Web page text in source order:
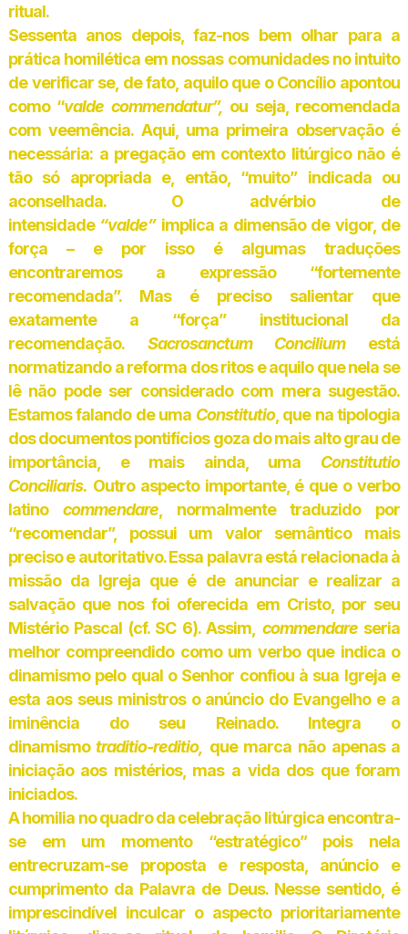
ritual.
Sessenta anos depois, faz-nos bem olhar para a
prática homilética em nossas comunidades no intuito
de verificar se, de fato, aquilo que o Concílio apontou
como “valde commendatur”, ou seja, recomendada
com veemência. Aqui, uma primeira observação é
necessária: a pregação em contexto litúrgico não é
tão só apropriada e, então, “muito” indicada ou
aconselhada. O advérbio de
intensidade “valde”implica a dimensão de vigor, de
força – e por isso é algumas traduções
encontraremos a expressão “fortemente
recomendada”. Mas é preciso salientar que
exatamente a “força” institucional da
recomendação. Sacrosanctum Concilium está
normatizando a reforma dos ritos e aquilo que nela se
lê não pode ser considerado com mera sugestão.
Estamos falando de uma Constitutio, que na tipologia
dos documentos pontifícios goza do mais alto grau de
importância, e mais ainda, uma Constitutio
Conciliaris. Outro aspecto importante, é que o verbo
latino commendare, normalmente traduzido por
“recomendar”, possui um valor semântico mais
preciso e autoritativo. Essa palavra está relacionada à
missão da Igreja que é de anunciar e realizar a
salvação que nos foi oferecida em Cristo, por seu
Mistério Pascal (cf. SC 6). Assim, commendareseria
melhor compreendido como um verbo que indica o
dinamismo pelo qual o Senhor confiou à sua Igreja e
esta aos seus ministros o anúncio do Evangelho e a
iminência do seu Reinado. Integra o
dinamismotraditio-reditio, que marca não apenas a
iniciação aos mistérios, mas a vida dos que foram
iniciados.
A homilia no quadro da celebração litúrgica encontra-
se em um momento “estratégico” pois nela
entrecruzam-se proposta e resposta, anúncio e
cumprimento da Palavra de Deus. Nesse sentido, é
imprescindível inculcar o aspecto prioritariamente